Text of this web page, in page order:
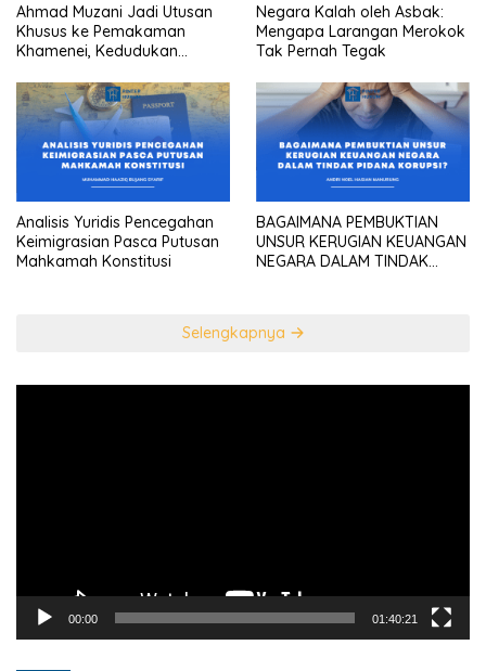
Ahmad Muzani Jadi Utusan
Khusus ke Pemakaman
Khamenei, Kedudukan
sebagai “the highest
diplomatic head””
Negara Kalah oleh Asbak:
Mengapa Larangan Merokok
Tak Pernah Tegak
Analisis Yuridis Pencegahan
Keimigrasian Pasca Putusan
Mahkamah Konstitusi
BAGAIMANA PEMBUKTIAN
UNSUR KERUGIAN KEUANGAN
NEGARA DALAM TINDAK
Selengkapnya
00:00 01:40:21